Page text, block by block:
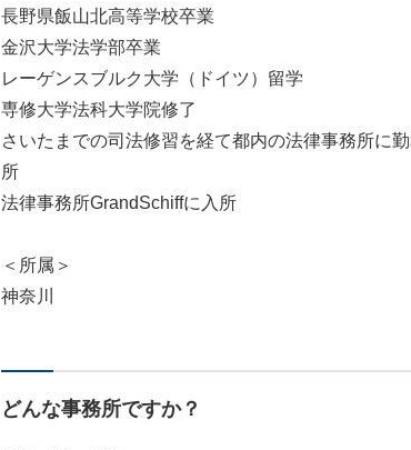
長野県飯山北高等学校卒業
金沢大学法学部卒業
レーゲンスブルク大学（ドイツ）留学
専修大学法科大学院修了
さいたまでの司法修習を経て都内の法律事務所に
所
法律事務所GrandSchiffに入所
＜所属＞
神奈川
どんな事務所ですか？